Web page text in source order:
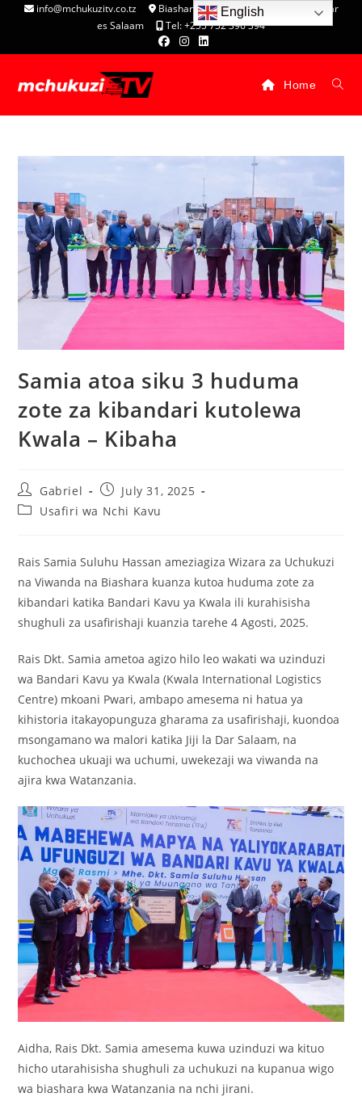
info@mchukuzitv.co.tz
Biashara Complex - P.O. Box 25074, Dar
es Salaam
Tel: +255 752 396 394
Home
Samia atoa siku 3 huduma
zote za kibandari kutolewa
Kwala – Kibaha
Gabriel
July 31, 2025
Usafiri wa Nchi Kavu
Rais Samia Suluhu Hassan ameziagiza Wizara za Uchukuzi
na Viwanda na Biashara kuanza kutoa huduma zote za
kibandari katika Bandari Kavu ya Kwala ili kurahisisha
shughuli za usafirishaji kuanzia tarehe 4 Agosti, 2025.
Rais Dkt. Samia ametoa agizo hilo leo wakati wa uzinduzi
wa Bandari Kavu ya Kwala (Kwala International Logistics
Centre) mkoani Pwari, ambapo amesema ni hatua ya
kihistoria itakayopunguza gharama za usafirishaji, kuondoa
msongamano wa malori katika Jiji la Dar Salaam, na
kuchochea ukuaji wa uchumi, uwekezaji wa viwanda na
ajira kwa Watanzania.
Aidha, Rais Dkt. Samia amesema kuwa uzinduzi wa kituo
hicho utarahisisha shughuli za uchukuzi na kupanua wigo
wa biashara kwa Watanzania na nchi jirani.
English